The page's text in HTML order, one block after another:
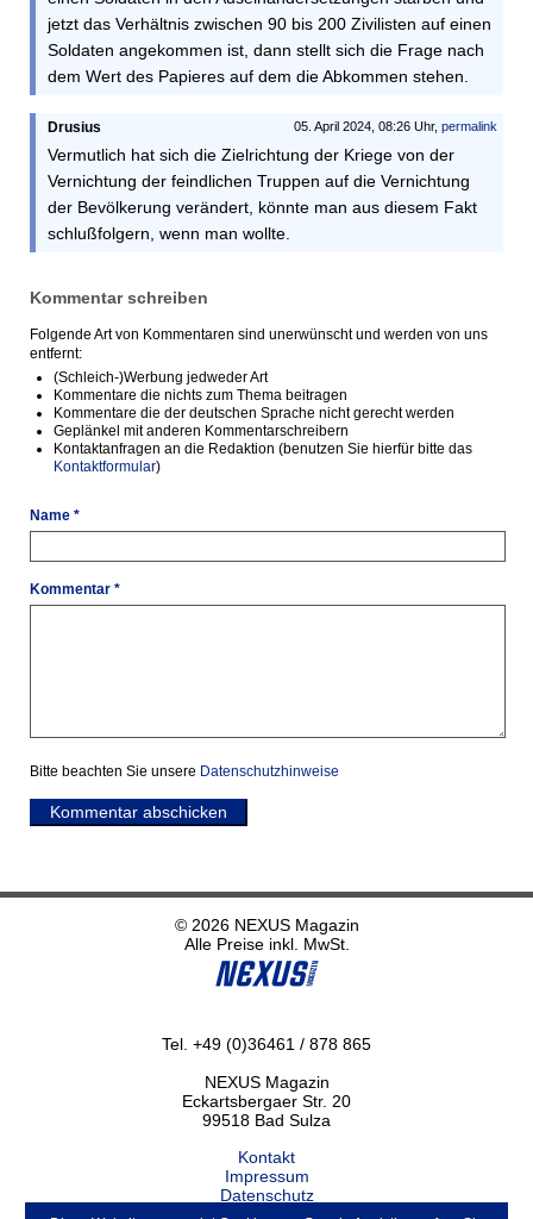
jetzt das Verhältnis zwischen 90 bis 200 Zivilisten auf einen
Soldaten angekommen ist, dann stellt sich die Frage nach
dem Wert des Papieres auf dem die Abkommen stehen.
05. April 2024, 08:26 Uhr, permalink
Drusius
Vermutlich hat sich die Zielrichtung der Kriege von der
Vernichtung der feindlichen Truppen auf die Vernichtung
der Bevölkerung verändert, könnte man aus diesem Fakt
schlußfolgern, wenn man wollte.
Kommentar schreiben
Folgende Art von Kommentaren sind unerwünscht und werden von uns
entfernt:
(Schleich-)Werbung jedweder Art
Kommentare die nichts zum Thema beitragen
Kommentare die der deutschen Sprache nicht gerecht werden
Geplänkel mit anderen Kommentarschreibern
Kontaktanfragen an die Redaktion (benutzen Sie hierfür bitte das
Kontaktformular)
Name *
Kommentar *
Bitte beachten Sie unsere Datenschutzhinweise
Kommentar abschicken
© 2026 NEXUS Magazin
Alle Preise inkl. MwSt.
Tel. +49 (0)36461 / 878 865
NEXUS Magazin
Eckartsbergaer Str. 20
99518 Bad Sulza
Kontakt
Impressum
Datenschutz
Haftungsausschluss